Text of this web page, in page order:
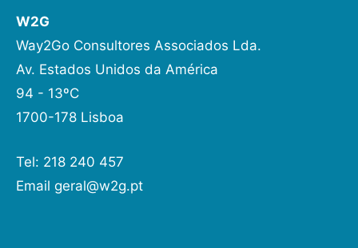
W2G
Way2Go Consultores Associados Lda.
Av. Estados Unidos da América
94 - 13ºC
1700-178 Lisboa
Tel: 218 240 457
Email geral@w2g.pt